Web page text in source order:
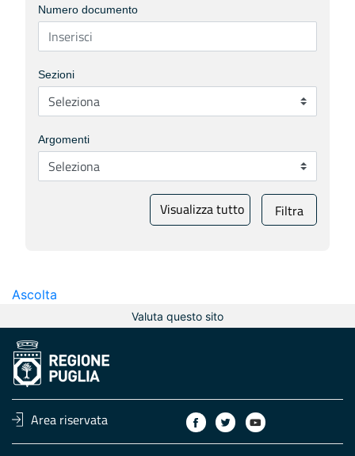
Numero documento
Sezioni
Argomenti
Visualizza tutto Filtra
Ascolta
Valuta questo sito
Area riservata